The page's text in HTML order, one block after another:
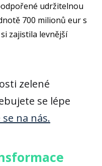
udržitelnou
700 milionů eur s
zajistila levnější
zelené
se lépe
na nás.